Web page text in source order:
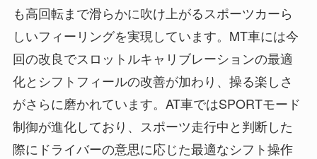
も高回転まで滑らかに吹け上がるスポーツカーら
しいフィーリングを実現しています。MT車には今
回の改良でスロットルキャリブレーションの最適
化とシフトフィールの改善が加わり、操る楽しさ
がさらに磨かれています。AT車ではSPORTモード
制御が進化しており、スポーツ走行中と判断した
際にドライバーの意思に応じた最適なシフト操作